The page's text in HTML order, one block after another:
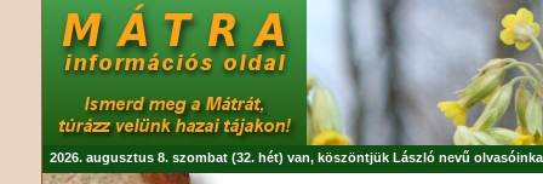
2026. augusztus 8. szombat (32. hét) van, köszöntjük László nevű